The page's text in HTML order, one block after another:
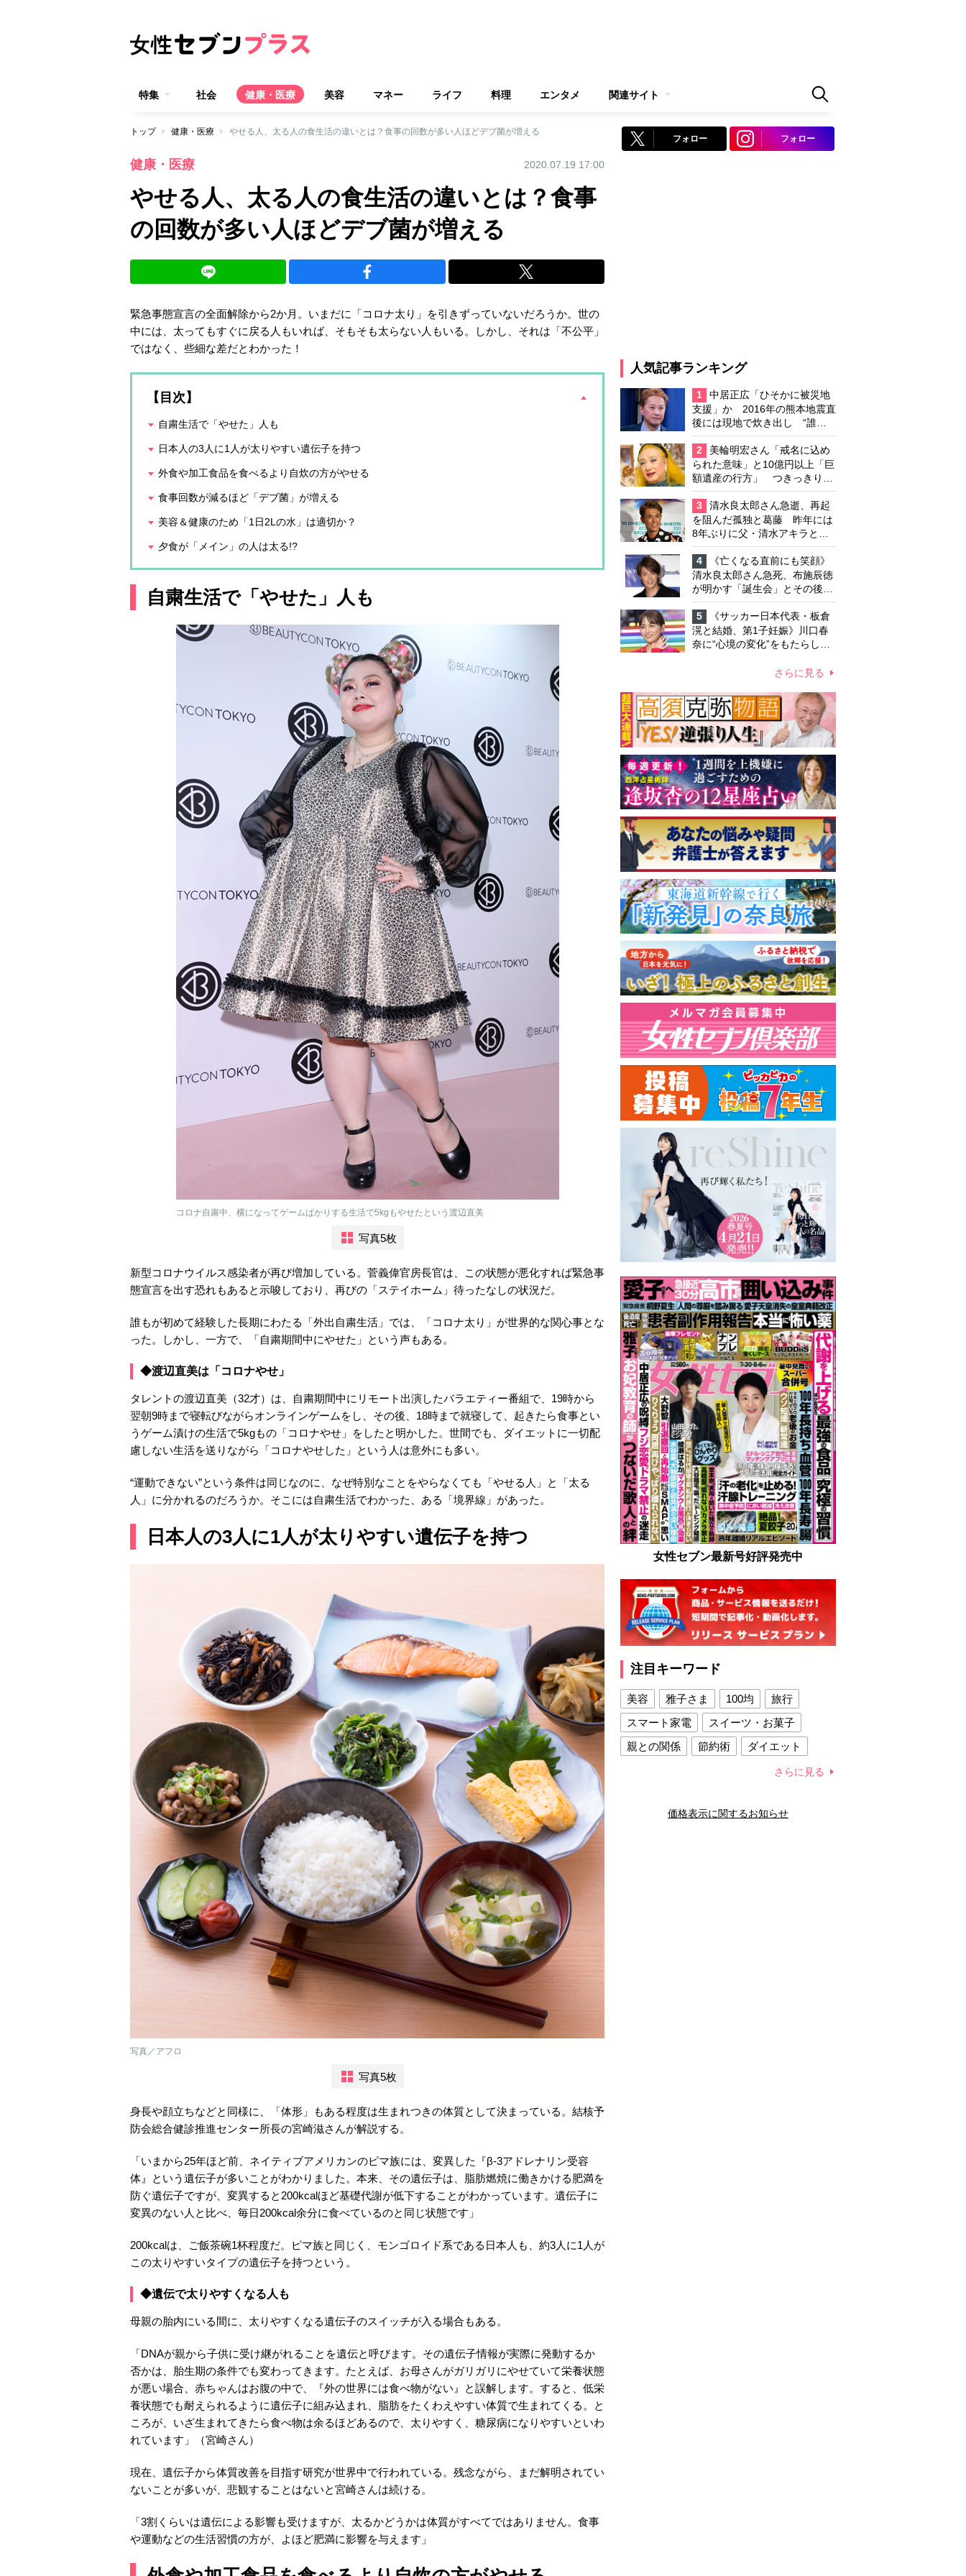
特集 社会 健康・医療 美容 マネー ライフ 料理 エンタメ 関連サイト
トップ 健康・医療 やせる人、太る人の食生活の違いとは？食事の回数が多い人ほどデブ菌が増える
健康・医療 2020.07.19 17:00
やせる人、太る人の食生活の違いとは？食事
の回数が多い人ほどデブ菌が増える
緊急事態宣言の全面解除から2か月。いまだに「コロナ太り」を引きずっていないだろうか。世の
中には、太ってもすぐに戻る人もいれば、そもそも太らない人もいる。しかし、それは「不公平」
ではなく、些細な差だとわかった！
【目次】
自粛生活で「やせた」人も
日本人の3人に1人が太りやすい遺伝子を持つ
外食や加工食品を食べるより自炊の方がやせる
食事回数が減るほど「デブ菌」が増える
美容＆健康のため「1日2Lの水」は適切か？
夕食が「メイン」の人は太る!?
自粛生活で「やせた」人も
コロナ自粛中、横になってゲームばかりする生活で5kgもやせたという渡辺直美
写真5枚
新型コロナウイルス感染者が再び増加している。菅義偉官房長官は、この状態が悪化すれば緊急事
態宣言を出す恐れもあると示唆しており、再びの「ステイホーム」待ったなしの状況だ。
誰もが初めて経験した長期にわたる「外出自粛生活」では、「コロナ太り」が世界的な関心事とな
った。しかし、一方で、「自粛期間中にやせた」という声もある。
◆渡辺直美は「コロナやせ」
タレントの渡辺直美（32才）は、自粛期間中にリモート出演したバラエティー番組で、19時から
翌朝9時まで寝転びながらオンラインゲームをし、その後、18時まで就寝して、起きたら食事とい
うゲーム漬けの生活で5kgもの「コロナやせ」をしたと明かした。世間でも、ダイエットに一切配
慮しない生活を送りながら「コロナやせした」という人は意外にも多い。
“運動できない”という条件は同じなのに、なぜ特別なことをやらなくても「やせる人」と「太る
人」に分かれるのだろうか。そこには自粛生活でわかった、ある「境界線」があった。
日本人の3人に1人が太りやすい遺伝子を持つ
写真／アフロ
写真5枚
身長や顔立ちなどと同様に、「体形」もある程度は生まれつきの体質として決まっている。結核予
防会総合健診推進センター所長の宮崎滋さんが解説する。
「いまから25年ほど前、ネイティブアメリカンのピマ族には、変異した『β-3アドレナリン受容
体』という遺伝子が多いことがわかりました。本来、その遺伝子は、脂肪燃焼に働きかける肥満を
防ぐ遺伝子ですが、変異すると200kcalほど基礎代謝が低下することがわかっています。遺伝子に
変異のない人と比べ、毎日200kcal余分に食べているのと同じ状態です」
200kcalは、ご飯茶碗1杯程度だ。ピマ族と同じく、モンゴロイド系である日本人も、約3人に1人が
この太りやすいタイプの遺伝子を持つという。
◆遺伝で太りやすくなる人も
母親の胎内にいる間に、太りやすくなる遺伝子のスイッチが入る場合もある。
「DNAが親から子供に受け継がれることを遺伝と呼びます。その遺伝子情報が実際に発動するか
否かは、胎生期の条件でも変わってきます。たとえば、お母さんがガリガリにやせていて栄養状態
が悪い場合、赤ちゃんはお腹の中で、『外の世界には食べ物がない』と誤解します。すると、低栄
養状態でも耐えられるように遺伝子に組み込まれ、脂肪をたくわえやすい体質で生まれてくる。と
ころが、いざ生まれてきたら食べ物は余るほどあるので、太りやすく、糖尿病になりやすいといわ
れています」（宮崎さん）
現在、遺伝子から体質改善を目指す研究が世界中で行われている。残念ながら、まだ解明されてい
ないことが多いが、悲観することはないと宮崎さんは続ける。
「3割くらいは遺伝による影響も受けますが、太るかどうかは体質がすべてではありません。食事
や運動などの生活習慣の方が、よほど肥満に影響を与えます」
フォロー フォロー
人気記事ランキング
1
中居正広「ひそかに被災地
支援」か 2016年の熊本地震直
後には現地で炊き出し “誰に
も知られなくて良い”と、むし
ろ強まる福祉活動への思い
2
美輪明宏さん「戒名に込め
られた意味」と10億円以上「巨
額遺産の行方」 つきっきりで
私生活をサポートしていた元俳
優が相続か
3
清水良太郎さん急逝、再起
を阻んだ孤独と葛藤 昨年には
8年ぶりに父・清水アキラと共
演、本格的な活動再開に向かっ
ていたが…周囲が懸念していた
「不安定なところ」
4
《亡くなる直前にも笑顔》
清水良太郎さん急死、布施辰徳
が明かす「誕生会」とその後の
メッセージ
5
《サッカー日本代表・板倉
滉と結婚、第1子妊娠》川口春
奈に“心境の変化”をもたらした
って「がんに蝕まれる母」を演
さらに見る
女性セブン最新号好評発売中
注目キーワード
美容 雅子さま 100均
旅行
スマート家電
スイーツ・お菓子
親との関係
節約術
ダイエット
夫との関係
新津春子 どか食い
さらに見る
価格表示に関するお知らせ